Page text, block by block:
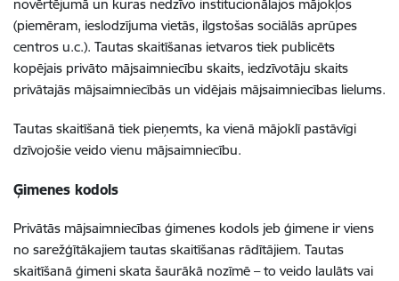
novērtējumā un kuras nedzīvo institucionālajos mājokļos
(piemēram, ieslodzījuma vietās, ilgstošas sociālās aprūpes
centros u.c.). Tautas skaitīšanas ietvaros tiek publicēts
kopējais privāto mājsaimniecību skaits, iedzīvotāju skaits
privātajās mājsaimniecībās un vidējais mājsaimniecības lielums.
Tautas skaitīšanā tiek pieņemts, ka vienā mājoklī pastāvīgi
dzīvojošie veido vienu mājsaimniecību.
Ģimenes kodols
Privātās mājsaimniecības ģimenes kodols jeb ģimene ir viens
no sarežģītākajiem tautas skaitīšanas rādītājiem. Tautas
skaitīšanā ģimeni skata šaurākā nozīmē – to veido laulāts vai